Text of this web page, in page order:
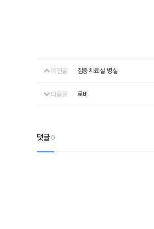
이전글 집중치료실 병실
다음글 로비
댓글0